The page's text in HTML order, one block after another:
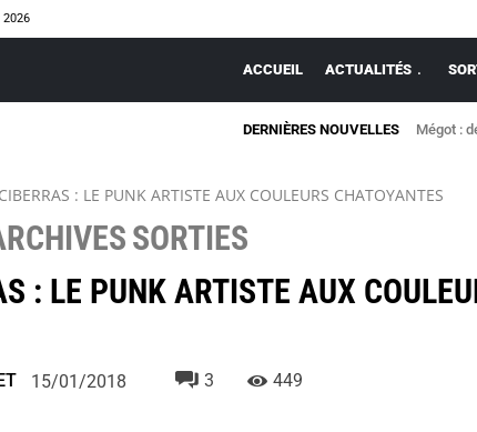
2026
ACCUEIL ACTUALITÉS
DERNIÈRES NOUVELLES Après
: LE PUNK ARTISTE AUX COULEURS CHATOYANTES
SORTIES
: LE PUNK ARTISTE AUX
15/01/2018 3 449